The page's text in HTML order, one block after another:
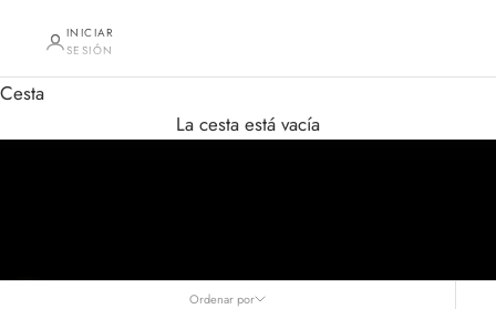
INICIAR
SESIÓN
Cesta
La cesta está vacía
Ordenar por